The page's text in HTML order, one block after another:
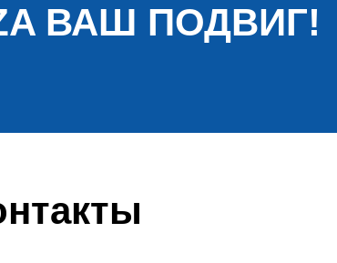
ВАШ ПОДВИГ!